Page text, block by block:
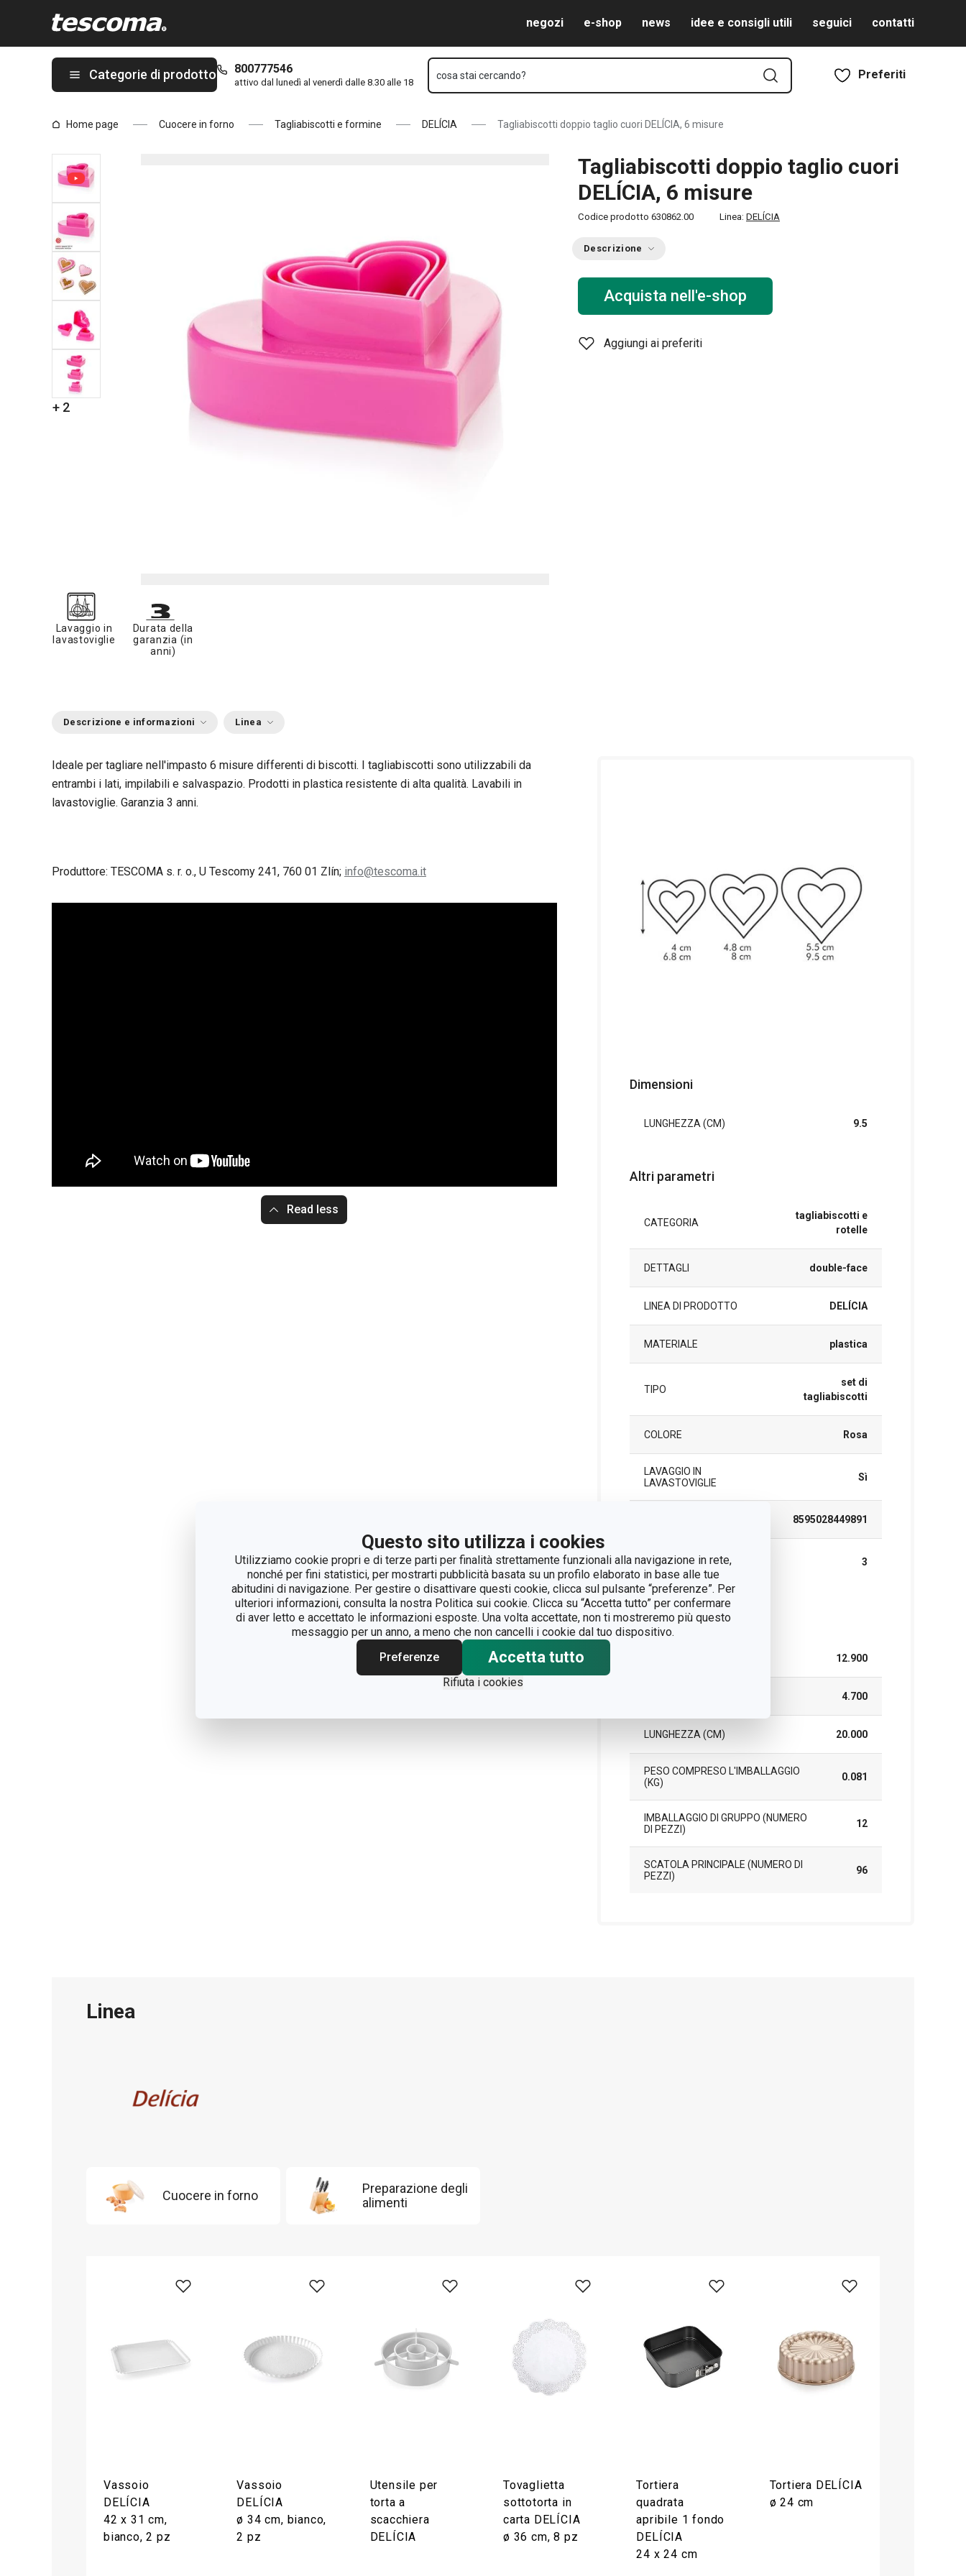
Questo sito utilizza i cookies
Utilizziamo cookie propri e di terze parti per finalità strettamente funzionali alla navigazione in rete,
nonché per fini statistici, per mostrarti pubblicità basata su un profilo elaborato in base alle tue
abitudini di navigazione. Per gestire o disattivare questi cookie, clicca sul pulsante “preferenze”. Per
ulteriori informazioni, consulta la nostra Politica sui cookie. Clicca su “Accetta tutto” per confermare
di aver letto e accettato le informazioni esposte. Una volta accettate, non ti mostreremo più questo
messaggio per un anno, a meno che non cancelli i cookie dal tuo dispositivo.
Preferenze
Accetta tutto
Rifiuta i cookies
negozi e-shop news idee e consigli utili seguici contatti
Categorie di prodotto 800777546
attivo dal lunedì al venerdì dalle 8.30 alle 18
cosa stai cercando? Preferiti
Home page Cuocere in forno Tagliabiscotti e formine DELÍCIA Tagliabiscotti doppio taglio cuori DELÍCIA, 6 misure
+ 2
Tagliabiscotti doppio taglio cuori
DELÍCIA, 6 misure
Codice prodotto 630862.00 Linea: DELÍCIA
Descrizione
Acquista nell'e-shop
Aggiungi ai preferiti
Lavaggio in
lavastoviglie
Durata della
garanzia (in
anni)
Descrizione e informazioni Linea
Ideale per tagliare nell'impasto 6 misure differenti di biscotti. I tagliabiscotti sono utilizzabili da
entrambi i lati, impilabili e salvaspazio. Prodotti in plastica resistente di alta qualità. Lavabili in
lavastoviglie. Garanzia 3 anni.
Produttore: TESCOMA s. r. o., U Tescomy 241, 760 01 Zlín; info@tescoma.it
Read less
Dimensioni
LUNGHEZZA (CM) 9.5
Altri parametri
CATEGORIA
tagliabiscotti e
rotelle
DETTAGLI double-face
LINEA DI PRODOTTO DELÍCIA
MATERIALE plastica
TIPO
set di
tagliabiscotti
COLORE Rosa
LAVAGGIO IN
LAVASTOVIGLIE
Sì
8595028449891
DURATA DELLA
GARANZIA (IN ANNI)
3
Pacchetto
12.900
4.700
LUNGHEZZA (CM) 20.000
PESO COMPRESO L'IMBALLAGGIO
(KG)
0.081
IMBALLAGGIO DI GRUPPO (NUMERO
DI PEZZI)
12
SCATOLA PRINCIPALE (NUMERO DI
PEZZI)
96
Linea
Cuocere in forno
Preparazione degli
alimenti
Vassoio
DELÍCIA
42 x 31 cm,
bianco, 2 pz
Vassoio
DELÍCIA
ø 34 cm, bianco,
2 pz
Utensile per
torta a
scacchiera
DELÍCIA
Tovaglietta
sottotorta in
carta DELÍCIA
ø 36 cm, 8 pz
Tortiera
quadrata
apribile 1 fondo
DELÍCIA
24 x 24 cm
Tortiera DELÍCIA
ø 24 cm